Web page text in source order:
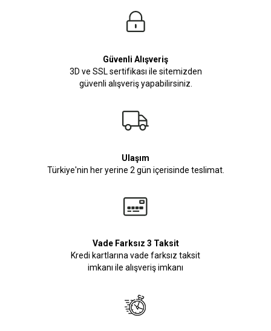
Güvenli Alışveriş
3D ve SSL sertifikası ile sitemizden
güvenli alışveriş yapabilirsiniz.
Ulaşım
Türkiye'nin her yerine 2 gün içerisinde teslimat.
Vade Farksız 3 Taksit
Kredi kartlarına vade farksız taksit
imkanı ile alışveriş imkanı